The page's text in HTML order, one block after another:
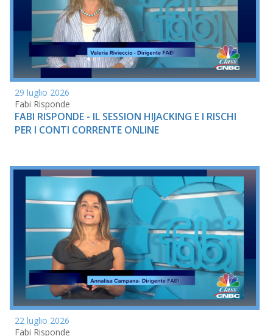
29 luglio 2026
Fabi Risponde
FABI RISPONDE - IL SESSION HIJACKING E I RISCHI
PER I CONTI CORRENTE ONLINE
22 luglio 2026
Fabi Risponde